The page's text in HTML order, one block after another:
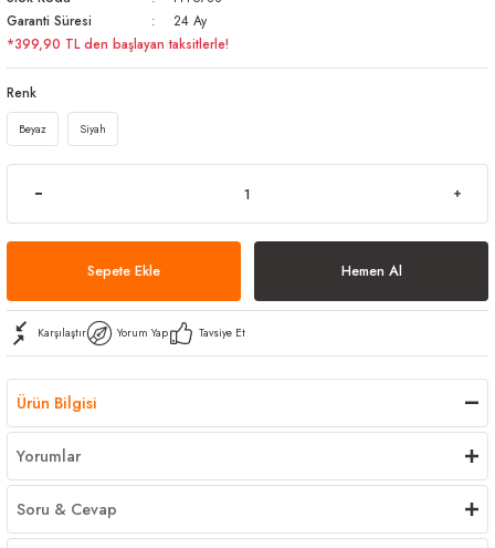
Bezler
Garanti Süresi
24 Ay
*399,90 TL den başlayan taksitlerle!
Renk
Beyaz Siyah
Sepete Ekle Hemen Al
Karşılaştır Yorum Yap Tavsiye Et
Ürün Bilgisi
Yorumlar
Soru & Cevap